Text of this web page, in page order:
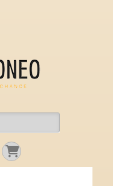
pour comprendre
Panier